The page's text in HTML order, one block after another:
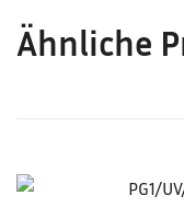
Ähnliche